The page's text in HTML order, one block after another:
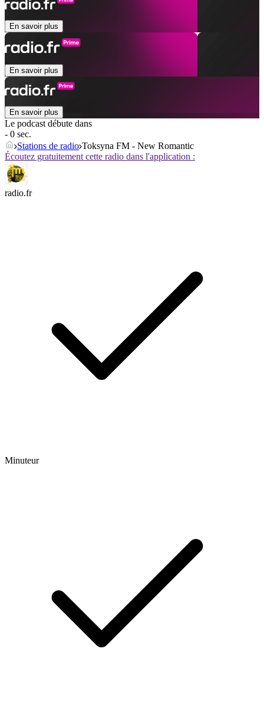
En savoir plus
En savoir plus
En savoir plus
Le podcast débute dans
- 0 sec.
Stations de radio Toksyna FM - New Romantic
Écoutez gratuitement cette radio dans l'application :
radio.fr
Minuteur